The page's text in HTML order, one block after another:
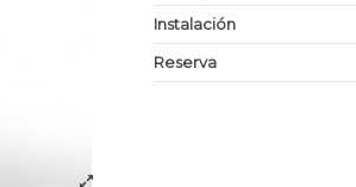
Instalación
Reserva